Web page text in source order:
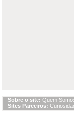
Sobre o site: Quem
Sites Parceiros: